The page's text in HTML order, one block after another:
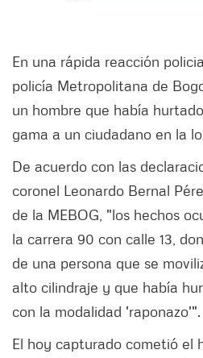
En una rápida reacción
policía Metropolitana de
un hombre que había
gama a un ciudadano en la
De acuerdo con las
coronel Leonardo Bernal
de la MEBOG, "los hechos
la carrera 90 con calle 13,
de una persona que se
alto cilindraje y que había
con la modalidad 'raponazo'".
El hoy capturado cometió el